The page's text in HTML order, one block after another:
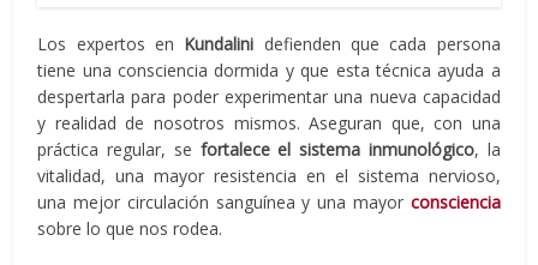
Los expertos en Kundalini defienden que cada persona
tiene una consciencia dormida y que esta técnica ayuda a
despertarla para poder experimentar una nueva capacidad
y realidad de nosotros mismos. Aseguran que, con una
práctica regular, se fortalece el sistema inmunológico, la
vitalidad, una mayor resistencia en el sistema nervioso,
una mejor circulación sanguínea y una mayor consciencia
sobre lo que nos rodea.